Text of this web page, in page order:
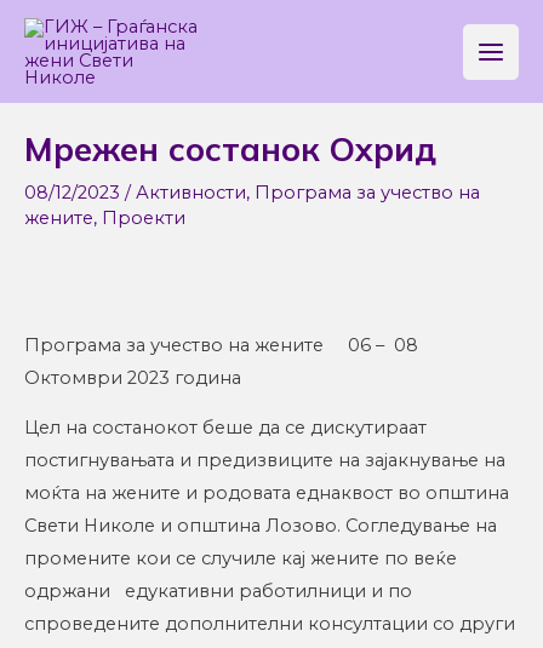
Skip
content
Main
Menu
Мрежен состанок Охрид
08/12/2023 /Активности, Програма за учество на
жените, Проекти
Програма за учество на жените 06 – 08
Октомври 2023 година
Цел на состанокот беше да се дискутираат
постигнувањата и предизвиците на зајакнување на
моќта на жените и родовата еднаквост во општина
Свети Николе и општина Лозово. Согледување на
промените кои се случиле кај жените по веќе
одржани едукативни работилници и по
спроведените дополнителни консултации со други
navigation